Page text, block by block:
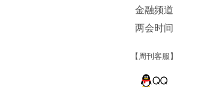
金融频道
两会时间
【周刊客服】